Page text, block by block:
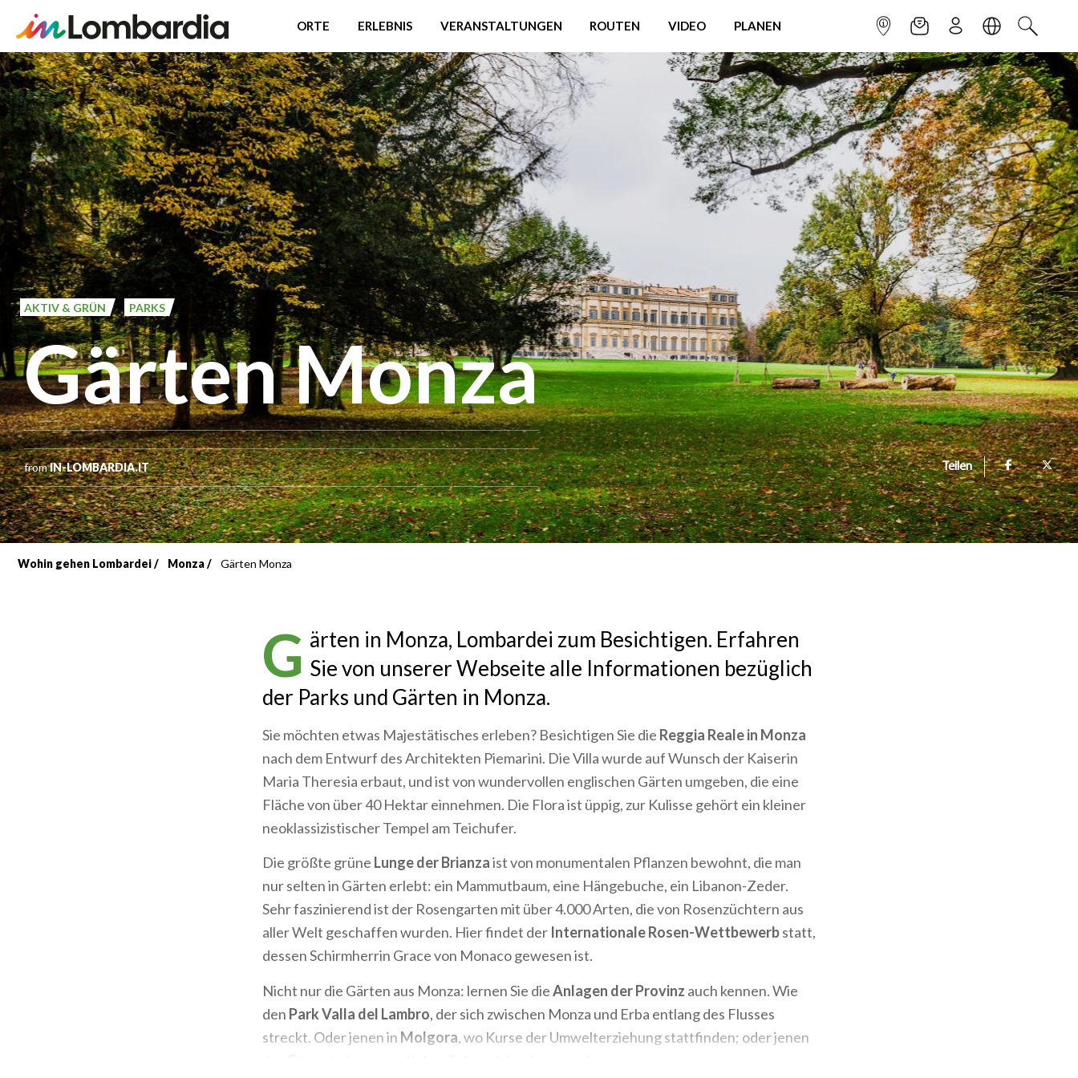
Direkt
zum
Inhalt
ORTE ERLEBNIS VERANSTALTUNGEN ROUTEN VIDEO PLANEN INFOPUNKTNEWSLETTER
ANMELDENSPRACHESUCHEN
AKTIV & GRÜN PARKS
Gärten Monza
fromIN-LOMBARDIA.IT Teilen
Breadcrumb
Wohin gehen Lombardei Monza Gärten Monza
G ärten in Monza, Lombardei zum Besichtigen. Erfahren
Sie von unserer Webseite alle Informationen bezüglich
der Parks und Gärten in Monza.
Sie möchten etwas Majestätisches erleben? Besichtigen Sie die Reggia Reale in Monza
nach dem Entwurf des Architekten Piemarini. Die Villa wurde auf Wunsch der Kaiserin
Maria Theresia erbaut, und ist von wundervollen englischen Gärten umgeben, die eine
Fläche von über 40 Hektar einnehmen. Die Flora ist üppig, zur Kulisse gehört ein kleiner
neoklassizistischer Tempel am Teichufer.
Die größte grüne Lunge der Brianzaist von monumentalen Pflanzen bewohnt, die man
nur selten in Gärten erlebt: ein Mammutbaum, eine Hängebuche, ein Libanon-Zeder.
Sehr faszinierend ist der Rosengarten mit über 4.000 Arten, die von Rosenzüchtern aus
aller Welt geschaffen wurden. Hier findet der Internationale Rosen-Wettbewerbstatt,
dessen Schirmherrin Grace von Monaco gewesen ist.
Nicht nur die Gärten aus Monza: lernen Sie dieAnlagen der Provinz auch kennen. Wie
den Park Valla del Lambro, der sich zwischen Monza und Erba entlang des Flusses
streckt. Oder jenen in Molgora, wo Kurse der Umwelterziehung stattfinden; oder jenen